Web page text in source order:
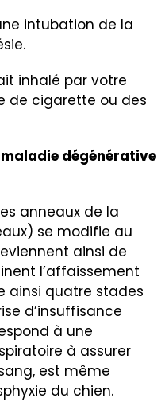
intubation de la
inhalé par votre
de cigarette ou des
dégénérative
anneaux de la
se modifie au
ainsi de
l’affaissement
ainsi quatre stades
d’insuffisance
à une
à assurer
est même
du chien.